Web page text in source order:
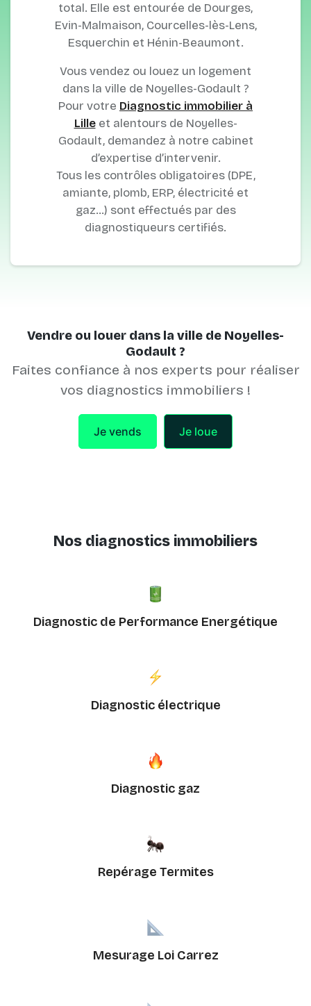
total. Elle est entourée de Dourges,
Evin-Malmaison, Courcelles-lès-Lens,
Esquerchin et Hénin-Beaumont.
Vous vendez ou louez un logement
dans la ville de Noyelles-Godault ?
Pour votre Diagnostic immobilier à
Lilleet alentours de Noyelles-
Godault, demandez à notre cabinet
d’expertise d’intervenir.
Tous les contrôles obligatoires (DPE,
amiante, plomb, ERP, électricité et
gaz…) sont effectués par des
diagnostiqueurs certifiés.
Vendre ou louer dans la ville de Noyelles-
Godault ?
Faites confiance à nos experts pour réaliser
vos diagnostics immobiliers !
Je vends Je loue
Nos diagnostics immobiliers
Diagnostic de Performance Energétique
Diagnostic électrique
Diagnostic gaz
Repérage Termites
Mesurage Loi Carrez